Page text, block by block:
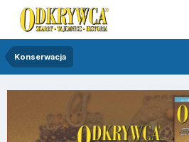
Konserwacja